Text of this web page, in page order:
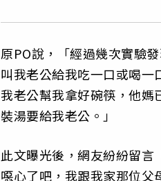
原PO說，「經過幾次實驗
叫我老公給我吃一口或喝
我老公幫我拿好碗筷，他媽
裝湯要給我老公。」
此文曝光後，網友紛紛留
噁心了吧，我跟我家那位